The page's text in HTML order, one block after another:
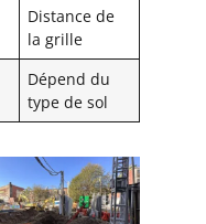
Distance de
la grille
Dépend du
type de sol